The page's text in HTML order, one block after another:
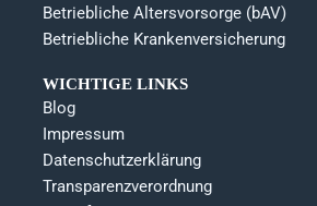
Betriebliche Altersvorsorge (bAV)
Betriebliche Krankenversicherung
WICHTIGE LINKS
Blog
Impressum
Datenschutzerklärung
Transparenzverordnung